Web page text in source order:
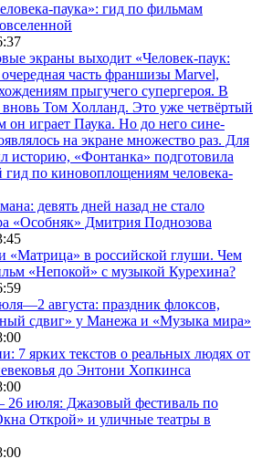
паука»: гид по фильмам
экраны выходит «Человек-паук:
часть франшизы Marvel,
прыгучего супергероя. В
Том Холланд. Это уже четвёртый
он играет Паука. Но до него сине-
на экране множество раз. Для
историю, «Фонтанка» подготовила
по киновоплощениям человека-
девять дней назад не стало
«Особняк» Дмитрия Поднозова
«Матрица» в российской глуши. Чем
«Непокой» с музыкой Курехина?
августа: праздник флоксов,
сдвиг» у Манежа и «Музыка мира»
7 ярких текстов о реальных людях от
до Энтони Хопкинса
26 июля: Джазовый фестиваль по
Открой» и уличные театры в